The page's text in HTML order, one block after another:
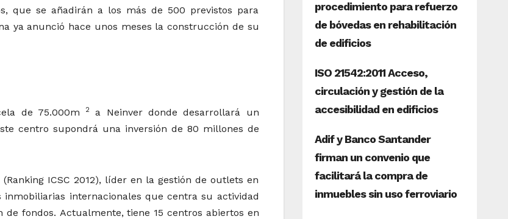
que se añadirán a los más de 500 previstos para
ya anunció hace unos meses la construcción de su
de 75.000m 2
a Neinver donde desarrollará un
centro supondrá una inversión de 80 millones de
ICSC 2012), líder en la gestión de outlets en
internacionales que centra su actividad
fondos. Actualmente, tiene 15 centros abiertos en